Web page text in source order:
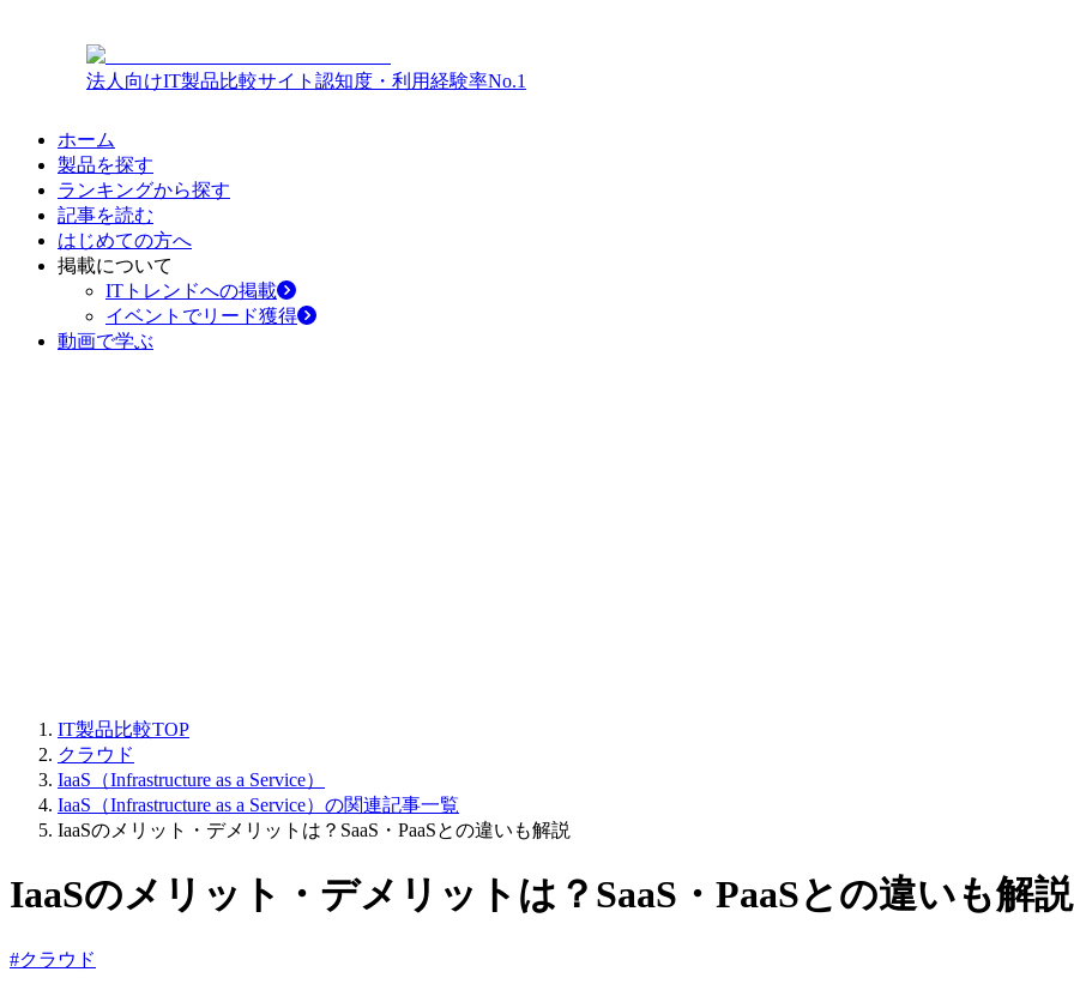
法人向けIT製品比較サイト 認知度・利用経験率No.1
ホーム
製品を探す
ランキングから探す
記事を読む
はじめての方へ
掲載について
ITトレンドへの掲載
イベントでリード獲得
動画で学ぶ
IT製品比較TOP
クラウド
IaaS（Infrastructure as a Service）
IaaS（Infrastructure as a Service）の関連記事一覧
IaaSのメリット・デメリットは？SaaS・PaaSとの違いも解説
IaaSのメリット・デメリットは？SaaS・PaaSとの違いも解説
#クラウド